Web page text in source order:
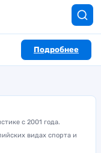
Подробнее
с 2001 года.
видах спорта и